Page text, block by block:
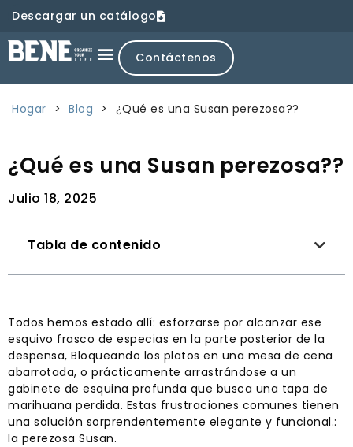
Descargar un catálogo
Contáctenos
Hogar > Blog > ¿Qué es una Susan perezosa??
¿Qué es una Susan perezosa??
Julio 18, 2025
Tabla de contenido
Todos hemos estado allí: esforzarse por alcanzar ese
esquivo frasco de especias en la parte posterior de la
despensa, Bloqueando los platos en una mesa de cena
abarrotada, o prácticamente arrastrándose a un
gabinete de esquina profunda que busca una tapa de
marihuana perdida. Estas frustraciones comunes tienen
una solución sorprendentemente elegante y funcional.:
la perezosa Susan.